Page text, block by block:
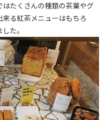
たくさんの種類の茶葉やグ
る紅茶メニューはもちろ
た。